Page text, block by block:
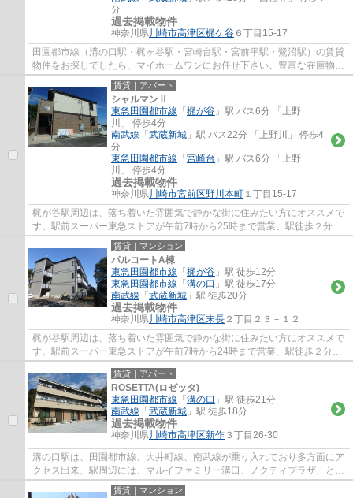
分
過去掲載物件
神奈川県川崎市高津区梶ケ谷 ６丁目15-17
田園都市線（溝の口駅・梶ヶ谷駅・宮崎台駅・宮前平駅・鷺沼駅）の賃貸
物件をお探しでしたら、マイホームワンにお任せ下さい。豊富な在庫物件
から、お客様のご要望に合うお部屋をご提...
賃貸｜アパート
シャルマンⅡ
東急田園都市線 「 梶が谷 」駅 バス6分 「上野
川」 停歩4分
南武線 「 武蔵新城 」駅 バス22分 「上野川」 停歩4
分
東急田園都市線 「 宮崎台 」駅 バス6分 「上野
川」 停歩4分
過去掲載物件
神奈川県川崎市宮前区野川本町 １丁目15-17
梶が谷駅周辺は、落ち着いた雰囲気で静かな街に住みたい方にオススメで
す。駅前スーパー東急ストアが午前7時から25時まで営業、駅徒歩２分の
高津郵便局は、高津区の本局で不在時の荷物...
賃貸｜マンション
パルコートA棟
東急田園都市線 「 梶が谷 」駅 徒歩12分
東急田園都市線 「 溝の口 」駅 徒歩17分
南武線 「 武蔵新城 」駅 徒歩20分
過去掲載物件
神奈川県川崎市高津区末長 ２丁目２３－１２
梶が谷駅周辺は、落ち着いた雰囲気で静かな街に住みたい方にオススメで
す。駅前スーパー東急ストアが午前7時から24時まで営業、駅徒歩２分の
高津郵便局は、高津区の本局で不在時の荷物...
賃貸｜アパート
ROSETTA(ロゼッタ)
東急田園都市線 「 溝の口 」駅 徒歩21分
南武線 「 武蔵新城 」駅 徒歩18分
過去掲載物件
神奈川県川崎市高津区新作 ３丁目26-30
溝の口駅は、田園都市線、大井町線、南武線が乗り入れており多方面にア
クセス出来、駅周辺には、マルイファミリー溝口、ノクティプラザ、とい
ったデパートやレストラン街、イトーヨー...
賃貸｜マンション